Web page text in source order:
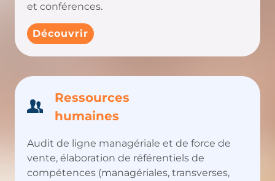
et conférences.
Découvrir
Ressources
humaines
Audit de ligne managériale et de force de
vente, élaboration de référentiels de
compétences (managériales, transverses,